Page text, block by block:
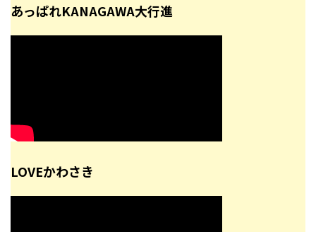
あっぱれKANAGAWA大行進
LOVEかわさき